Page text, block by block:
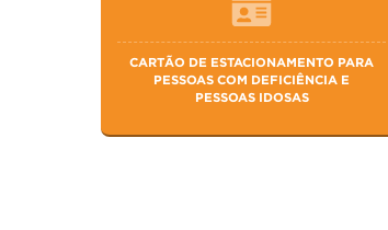
CARTÃO DE ESTACIONAMENTO PARA
PESSOAS COM DEFICIÊNCIA E
PESSOAS IDOSAS